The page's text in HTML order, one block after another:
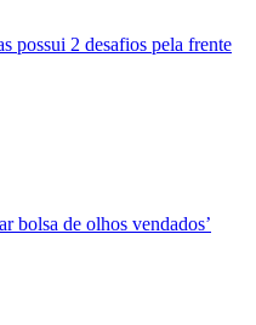
possui 2 desafios pela frente
bolsa de olhos vendados’